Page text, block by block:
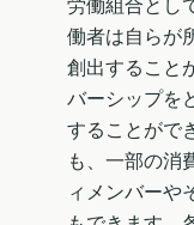
労働組合とし
働者は自らが
創出すること
バーシップを
することがで
も、一部の消
ィメンバーや